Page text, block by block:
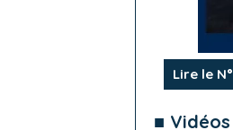
Lire le N°
■ Vidéos